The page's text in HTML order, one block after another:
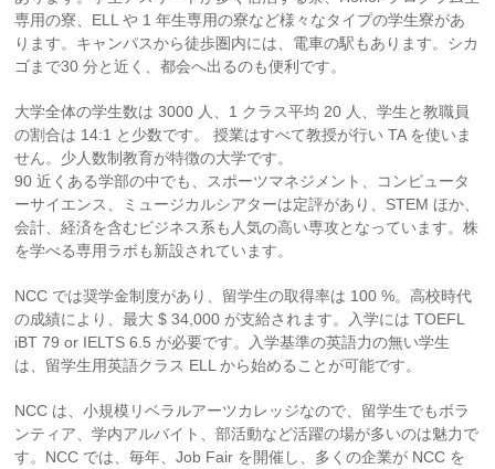
専用の寮、ELL や 1 年生専用の寮など様々なタイプの学生寮があ
ります。キャンパスから徒歩圏内には、電車の駅もあります。シカ
ゴまで30 分と近く、都会へ出るのも便利です。
大学全体の学生数は 3000 人、1 クラス平均 20 人、学生と教職員
の割合は 14:1 と少数です。 授業はすべて教授が行い TA を使いま
せん。少人数制教育が特徴の大学です。
90 近くある学部の中でも、スポーツマネジメント、コンピュータ
ーサイエンス、ミュージカルシアターは定評があり、STEM ほか、
会計、経済を含むビジネス系も人気の高い専攻となっています。株
を学べる専用ラボも新設されています。
NCC では奨学金制度があり、留学生の取得率は 100 %。高校時代
の成績により、最大 $ 34,000 が支給されます。入学には TOEFL
iBT 79 or IELTS 6.5 が必要です。入学基準の英語力の無い学生
は、留学生用英語クラス ELL から始めることが可能です。
NCC は、小規模リベラルアーツカレッジなので、留学生でもボラ
ンティア、学内アルバイト、部活動など活躍の場が多いのは魅力で
す。NCC では、毎年、Job Fair を開催し、多くの企業が NCC を